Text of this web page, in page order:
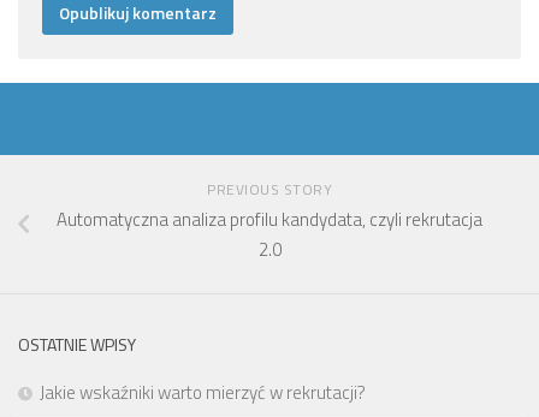
PREVIOUS STORY
Automatyczna analiza profilu kandydata, czyli rekrutacja
2.0
OSTATNIE WPISY
Jakie wskaźniki warto mierzyć w rekrutacji?